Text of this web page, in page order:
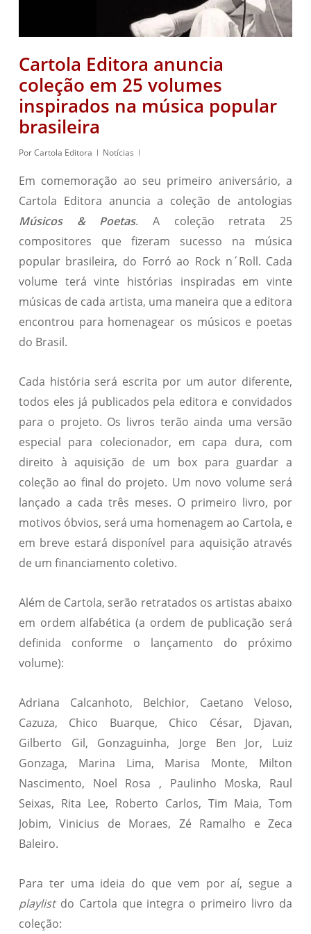
Cartola Editora anuncia
coleção em 25 volumes
inspirados na música popular
brasileira
PorCartola Editora Notícias
Em comemoração ao seu primeiro aniversário, a
Cartola Editora anuncia a coleção de antologias
Músicos & Poetas. A coleção retrata 25
compositores que fizeram sucesso na música
popular brasileira, do Forró ao Rock n´Roll. Cada
volume terá vinte histórias inspiradas em vinte
músicas de cada artista, uma maneira que a editora
encontrou para homenagear os músicos e poetas
do Brasil.
Cada história será escrita por um autor diferente,
todos eles já publicados pela editora e convidados
para o projeto. Os livros terão ainda uma versão
especial para colecionador, em capa dura, com
direito à aquisição de um box para guardar a
coleção ao final do projeto. Um novo volume será
lançado a cada três meses. O primeiro livro, por
motivos óbvios, será uma homenagem ao Cartola, e
em breve estará disponível para aquisição através
de um financiamento coletivo.
Além de Cartola, serão retratados os artistas abaixo
em ordem alfabética (a ordem de publicação será
definida conforme o lançamento do próximo
volume):
Adriana Calcanhoto, Belchior, Caetano Veloso,
Cazuza, Chico Buarque, Chico César, Djavan,
Gilberto Gil, Gonzaguinha, Jorge Ben Jor, Luiz
Gonzaga, Marina Lima, Marisa Monte, Milton
Nascimento, Noel Rosa , Paulinho Moska, Raul
Seixas, Rita Lee, Roberto Carlos, Tim Maia, Tom
Jobim, Vinicius de Moraes, Zé Ramalho e Zeca
Baleiro.
Para ter uma ideia do que vem por aí, segue a
playlistdo Cartola que integra o primeiro livro da
coleção: